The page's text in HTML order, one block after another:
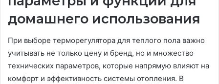
домашнего использования
При выборе терморегулятора для теплого пола важно
учитывать не только цену и бренд, но и множество
технических параметров, которые напрямую влияют на
комфорт и эффективность системы отопления. В